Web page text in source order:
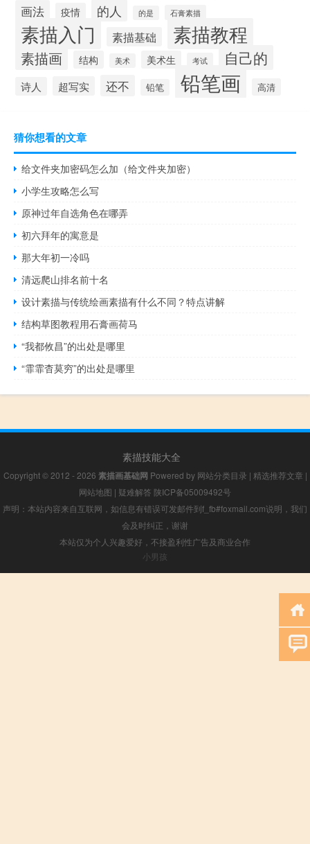
画法 疫情 的人 的是 石膏素描
素描入门 素描基础 素描教程
素描画 结构 美术 美术生 考试 自己的
诗人 超写实 还不 铅笔 铅笔画 高清
猜你想看的文章
给文件夹加密码怎么加（给文件夹加密）
小学生攻略怎么写
原神过年自选角色在哪弄
初六拜年的寓意是
那大年初一冷吗
清远爬山排名前十名
设计素描与传统绘画素描有什么不同？特点讲解
结构草图教程用石膏画荷马
“我都攸昌”的出处是哪里
“霏霏杳莫穷”的出处是哪里
素描技能大全
Copyright © 2012 - 2026 素描画基础网 Powered by 网站分类目录 | 精选推荐文章 |
网站地图 | 疑难解答 陕ICP备05009492号
声明：本站内容来自互联网，如信息有错误可发邮件到f_fb#foxmail.com说明，我们
会及时纠正，谢谢
本站仅为个人兴趣爱好，不接盈利性广告及商业合作
小男孩